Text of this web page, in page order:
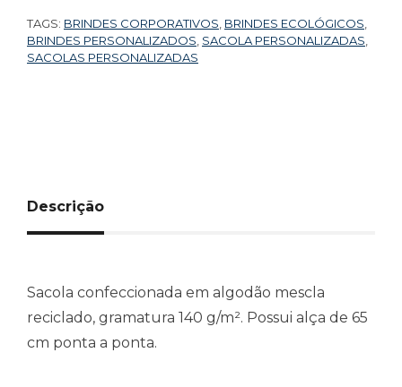
TAGS: BRINDES CORPORATIVOS BRINDES ECOLÓGICOS
BRINDES PERSONALIZADOS SACOLA PERSONALIZADAS
SACOLAS PERSONALIZADAS
Descrição
Sacola confeccionada em algodão mescla
reciclado, gramatura 140 g/m². Possui alça de 65
cm ponta a ponta.